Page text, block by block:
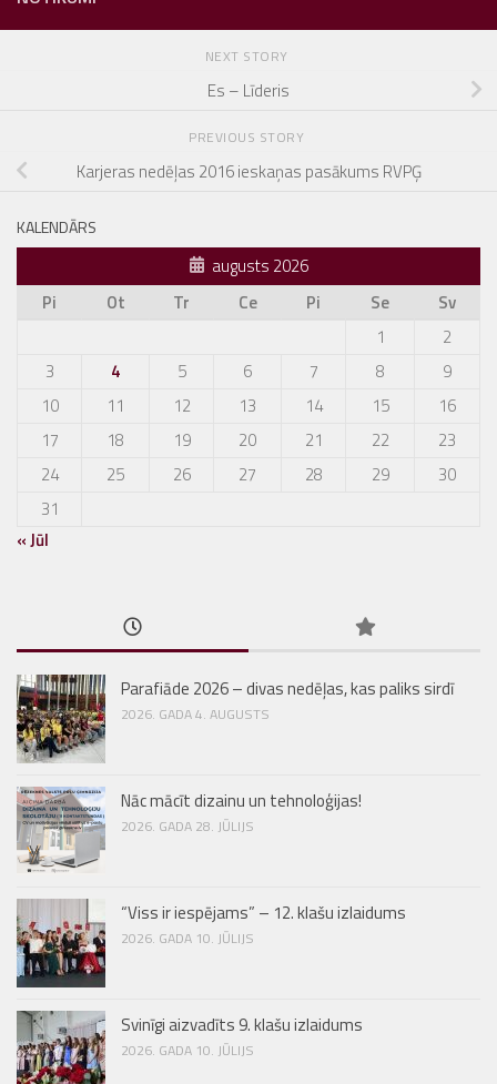
NEXT STORY
Es – Līderis
PREVIOUS STORY
Karjeras nedēļas 2016 ieskaņas pasākums RVPĢ
KALENDĀRS
augusts 2026
Pi
Ot Tr Ce Pi Se
Sv
1
2
3
4 5 6 7 8
9
10
11 12 13 14 15
16
17
18 19 20 21 22
23
24
25 26 27 28 29
30
31
« Jūl
Parafiāde 2026 – divas nedēļas, kas paliks sirdī
2026. GADA 4. AUGUSTS
Nāc mācīt dizainu un tehnoloģijas!
2026. GADA 28. JŪLIJS
“Viss ir iespējams” – 12. klašu izlaidums
2026. GADA 10. JŪLIJS
Svinīgi aizvadīts 9. klašu izlaidums
2026. GADA 10. JŪLIJS